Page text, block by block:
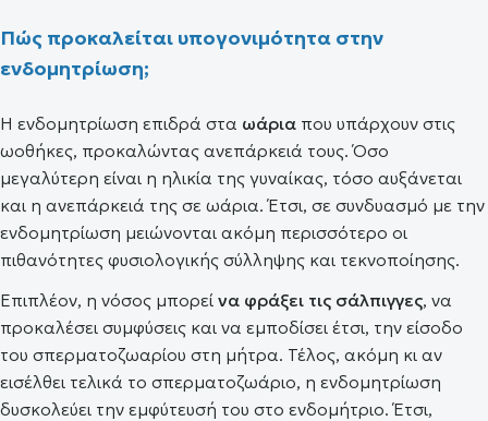
Πώς προκαλείται υπογονιμότητα στην
ενδομητρίωση;
Η ενδομητρίωση επιδρά στα ωάρια που υπάρχουν στις
ωοθήκες, προκαλώντας ανεπάρκειά τους. Όσο
μεγαλύτερη είναι η ηλικία της γυναίκας, τόσο αυξάνεται
και η ανεπάρκειά της σε ωάρια. Έτσι, σε συνδυασμό με την
ενδομητρίωση μειώνονται ακόμη περισσότερο οι
πιθανότητες φυσιολογικής σύλληψης και τεκνοποίησης.
Επιπλέον, η νόσος μπορεί να φράξει τις σάλπιγγες, να
προκαλέσει συμφύσεις και να εμποδίσει έτσι, την είσοδο
του σπερματοζωαρίου στη μήτρα. Τέλος, ακόμη κι αν
εισέλθει τελικά το σπερματοζωάριο, η ενδομητρίωση
δυσκολεύει την εμφύτευσή του στο ενδομήτριο. Έτσι,